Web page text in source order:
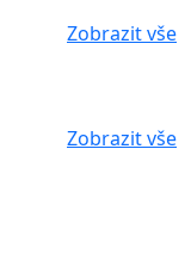
Zobrazit vše
Zobrazit vše